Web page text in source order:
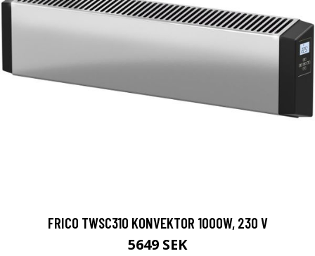
FRICO TWSC310 KONVEKTOR 1000W, 230 V
5649 SEK